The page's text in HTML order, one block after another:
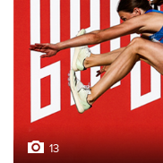
13